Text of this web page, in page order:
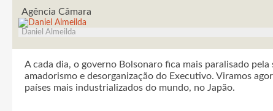
Agência Câmara
Daniel Almeilda
A cada dia, o governo Bolsonaro fica mais paralisado
amadorismo e desorganização do Executivo. Viramos
países mais industrializados do mundo, no Japão.